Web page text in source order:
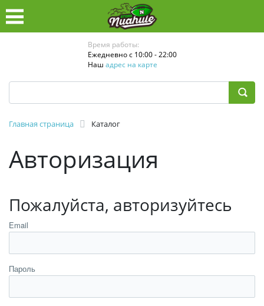
Время работы:
Ежедневно с 10:00 - 22:00
Наш адрес на карте
Главная страница Каталог
Авторизация
Пожалуйста, авторизуйтесь
Email
Пароль